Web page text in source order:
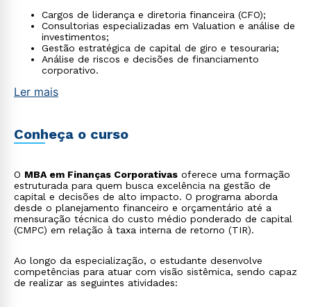
Cargos de liderança e diretoria financeira (CFO);
Consultorias especializadas em Valuation e análise de
investimentos;
Gestão estratégica de capital de giro e tesouraria;
Análise de riscos e decisões de financiamento
corporativo.
Ler mais
Conheça o curso
O MBA em Finanças Corporativas oferece uma formação
estruturada para quem busca excelência na gestão de
capital e decisões de alto impacto. O programa aborda
desde o planejamento financeiro e orçamentário até a
mensuração técnica do custo médio ponderado de capital
(CMPC) em relação à taxa interna de retorno (TIR).
Ao longo da especialização, o estudante desenvolve
competências para atuar com visão sistêmica, sendo capaz
de realizar as seguintes atividades: